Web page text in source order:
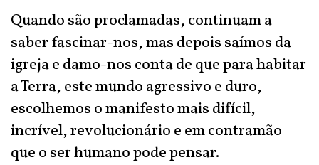
Quando são proclamadas, continuam a
saber fascinar-nos, mas depois saímos da
igreja e damo-nos conta de que para habitar
a Terra, este mundo agressivo e duro,
escolhemos o manifesto mais difícil,
incrível, revolucionário e em contramão
que o ser humano pode pensar.